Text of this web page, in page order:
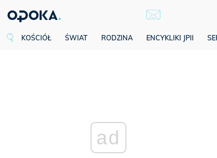
KOŚCIÓŁ ŚWIAT RODZINA ENCYKLIKI JPII
ad